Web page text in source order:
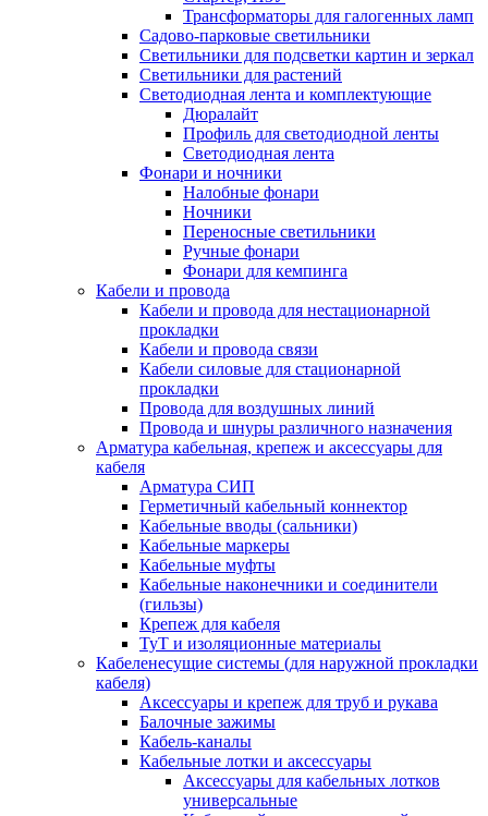
Трансформаторы для галогенных ламп
Садово-парковые светильники
Светильники для подсветки картин и зеркал
Светильники для растений
Светодиодная лента и комплектующие
Дюралайт
Профиль для светодиодной ленты
Светодиодная лента
Фонари и ночники
Налобные фонари
Ночники
Переносные светильники
Ручные фонари
Фонари для кемпинга
Кабели и провода
Кабели и провода для нестационарной
прокладки
Кабели и провода связи
Кабели силовые для стационарной
прокладки
Провода для воздушных линий
Провода и шнуры различного назначения
Арматура кабельная, крепеж и аксессуары для
кабеля
Арматура СИП
Герметичный кабельный коннектор
Кабельные вводы (сальники)
Кабельные маркеры
Кабельные муфты
Кабельные наконечники и соединители
(гильзы)
Крепеж для кабеля
ТуТ и изоляционные материалы
Кабеленесущие системы (для наружной прокладки
кабеля)
Аксессуары и крепеж для труб и рукава
Балочные зажимы
Кабель-каналы
Кабельные лотки и аксессуары
Аксессуары для кабельных лотков
универсальные